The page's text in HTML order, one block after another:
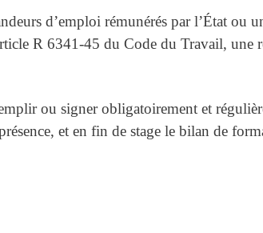
d’emploi rémunérés par l’État ou
R 6341-45 du Code du Travail, une
ou signer obligatoirement et
et en fin de stage le bilan de